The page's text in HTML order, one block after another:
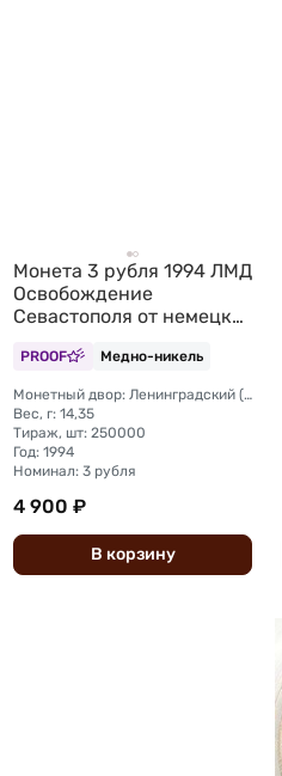
Монета 3 рубля 1994 ЛМД
Освобождение
Севастополя от немецко-
лет (запайка)
PROOF Медно-никель
Монетный двор: Ленинградский (ЛМД)
Вес, г: 14,35
Тираж, шт: 250000
Год: 1994
Номинал: 3 рубля
4 900 ₽
В корзину